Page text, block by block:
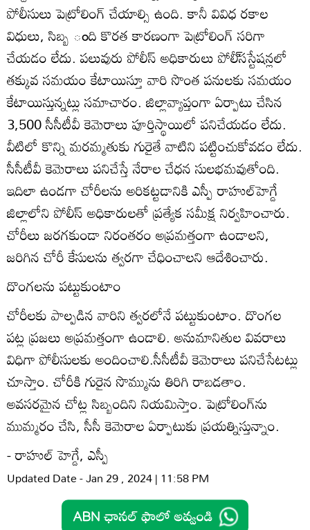
పోలీసులు పెట్రోలింగ్‌ చేయాల్సి ఉంది. కానీ వివిధ రకాల
విధులు, సిబ్బ ంది కొరత కారణంగా పెట్రోలింగ్‌ సరిగా
చేయడం లేదు. పలువురు పోలీస్‌ అధికారులు పోలీ్‌సస్టేషన్లలో
తక్కువ సమయం కేటాయిస్తూ వారి సొంత పనులకు సమయం
కేటాయిస్తున్నట్లు సమాచారం. జిల్లావ్యాప్తంగా ఏర్పాటు చేసిన
3,500 సీసీటీవీ కెమెరాలు పూర్తిస్థాయిలో పనిచేయడం లేదు.
వీటిలో కొన్ని మరమ్మతుకు గురైతే వాటిని పట్టించుకోవడం లేదు.
సీసీటీవీ కెమెరాలు పనిచేస్తే నేరాల చేధన సులభమవుతోంది.
ఇదిలా ఉండగా చోరీలను అరికట్టడానికి ఎస్పీ రాహుల్‌హెగ్డే
జిల్లాలోని పోలీస్‌ అధికారులతో ప్రత్యేక సమీక్ష నిర్వహించారు.
చోరీలు జరగకుండా నిరంతరం అప్రమత్తంగా ఉండాలని,
జరిగిన చోరీ కేసులను త్వరగా చేధించాలని ఆదేశించారు.
దొంగలను పట్టుకుంటాం
చోరీలకు పాల్పడిన వారిని త్వరలోనే పట్టుకుంటాం. దొంగల
పట్ల ప్రజలు అప్రమత్తంగా ఉండాలి. అనుమానితుల వివరాలు
విధిగా పోలీసులకు అందించాలి.సీసీటీవీ కెమెరాలు పనిచేసేటట్లు
చూస్తాం. చోరీకి గురైన సొమ్మును తిరిగి రాబడతాం.
అవసరమైన చోట్ల సిబ్బందిని నియమిస్తాం. పెట్రోలింగ్‌ను
ముమ్మరం చేసి, సీసీ కెమెరాల ఏర్పాటుకు ప్రయత్నిస్తున్నాం.
- రాహుల్‌ హెగ్డే, ఎస్పీ
Updated Date - Jan 29 , 2024 | 11:58 PM